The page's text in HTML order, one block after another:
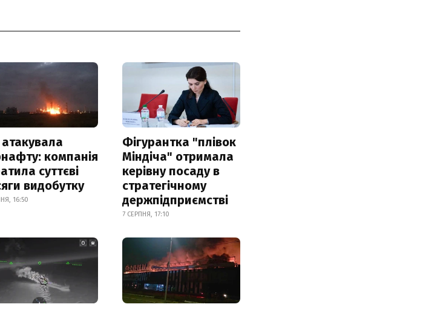
компанія
суттєві
видобутку
16:50
Фігурантка "плівок
Міндіча" отримала
керівну посаду в
стратегічному
держпідприємстві
7 СЕРПНЯ, 17:10